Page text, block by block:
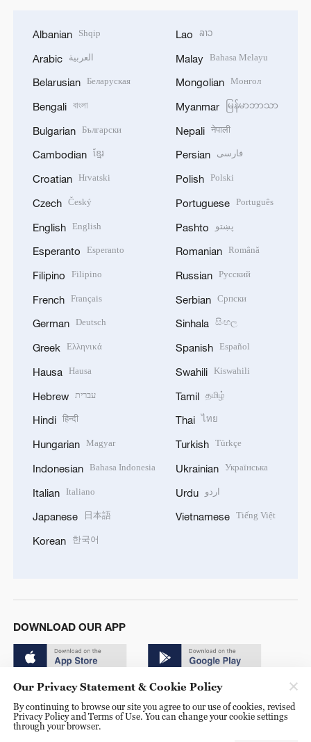
Albanian Shqip
Arabic العربية
Belarusian Беларуская
Bengali বাংলা
Bulgarian Български
Cambodian ខ្មែរ
Croatian Hrvatski
Czech Český
English English
Esperanto Esperanto
Filipino Filipino
French Français
German Deutsch
Greek Ελληνικά
Hausa Hausa
Hebrew עברית
Hindi हिन्दी
Hungarian Magyar
Indonesian Bahasa Indonesia
Italian Italiano
Japanese 日本語
Korean 한국어
Lao ລາວ
Malay Bahasa Melayu
Mongolian Монгол
Myanmar မြန်မာဘာသာ
Nepali नेपाली
Persian فارسی
Polish Polski
Portuguese Português
Pashto پښتو
Romanian Română
Russian Русский
Serbian Српски
Sinhala සිංහල
Spanish Español
Swahili Kiswahili
Tamil தமிழ்
Thai ไทย
Turkish Türkçe
Ukrainian Українська
Urdu اردو
Vietnamese Tiếng Việt
DOWNLOAD OUR APP
© China Radio International.CRI. All Rights Reserved. 16A
Our Privacy Statement & Cookie Policy
By continuing to browse our site you agree to our use of cookies, revised
Privacy Policy and Terms of Use. You can change your cookie settings
through your browser.